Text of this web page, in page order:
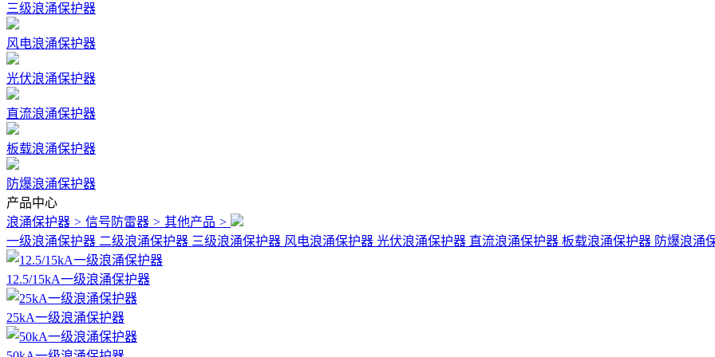
三级浪涌保护器
风电浪涌保护器
光伏浪涌保护器
直流浪涌保护器
板载浪涌保护器
防爆浪涌保护器
产品中心
浪涌保护器 > 信号防雷器 > 其他产品 >
一级浪涌保护器 二级浪涌保护器 三级浪涌保护器 风电浪涌保护器 光伏浪涌保护器 直流浪涌保护器 板载浪涌保护器 防爆浪涌
12.5/15kA一级浪涌保护器
25kA一级浪涌保护器